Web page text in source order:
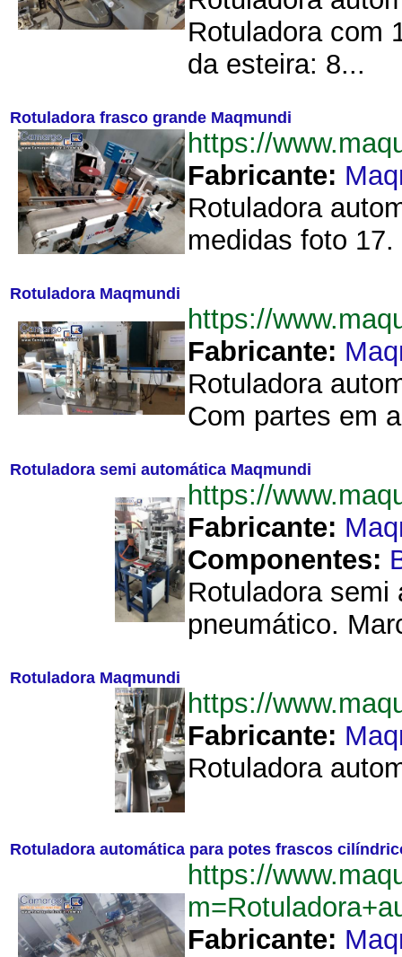
Rotuladora com
da esteira: 8...
Rotuladora frasco grande Maqmundi
https://
Fabricante:
Rotuladora
medidas foto
Rotuladora Maqmundi
https://
Fabricante:
Rotuladora
Com partes em
Rotuladora semi automática Maqmundi
https://
Fabricante:
Componentes:
Rotuladora semi
pneumático.
Rotuladora Maqmundi
https://
Fabricante:
Rotuladora
Rotuladora automática para potes frascos
https://
Fabricante: